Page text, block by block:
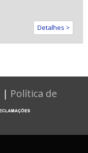
Detalhes >
| Política de